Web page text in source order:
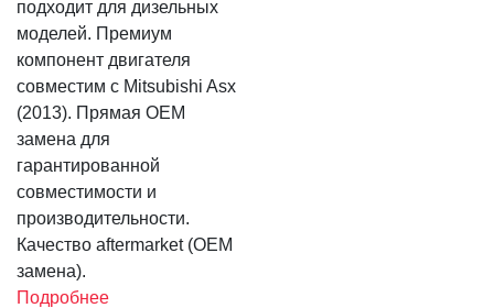
подходит для дизельных
моделей. Премиум
компонент двигателя
совместим с Mitsubishi Asx
(2013). Прямая OEM
замена для
гарантированной
совместимости и
производительности.
Качество aftermarket (OEM
замена).
Подробнее